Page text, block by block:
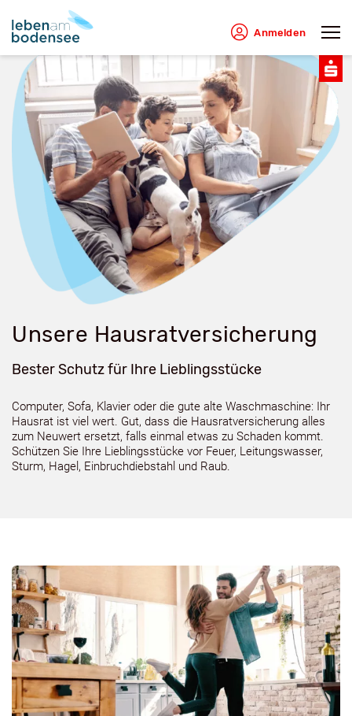
Anmelden
Unsere Hausratversicherung
Bester Schutz für Ihre Lieblingsstücke
Computer, Sofa, Klavier oder die gute alte Waschmaschine: Ihr
Hausrat ist viel wert. Gut, dass die Hausratversicherung alles
zum Neuwert ersetzt, falls einmal etwas zu Schaden kommt.
Schützen Sie Ihre Lieblingsstücke vor Feuer, Leitungswasser,
Sturm, Hagel, Einbruchdiebstahl und Raub.